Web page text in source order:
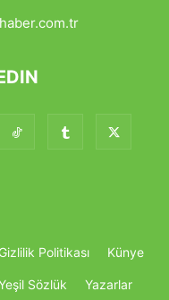
Gizlilik Politikası Künye
Sözlük Yazarlar